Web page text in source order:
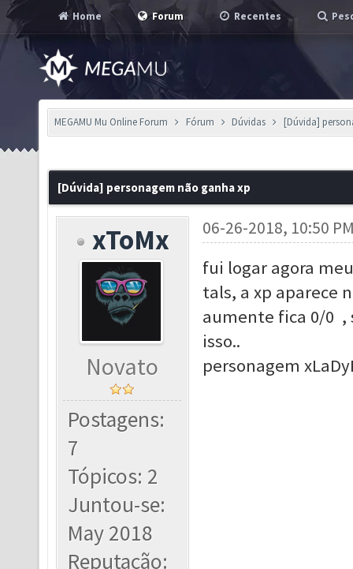
Home Forum Recentes
MEGAMU Mu Online Forum Fórum Dúvidas [Dúvida]
[Dúvida] personagem não ganha xp
xToMx
Novato
Postagens:
7
Tópicos: 2
Juntou-se:
May 2018
Reputação:
06-26-2018, 10:50
fui logar agora
tals, a xp aparece
aumente fica 0/0 ,
isso..
personagem